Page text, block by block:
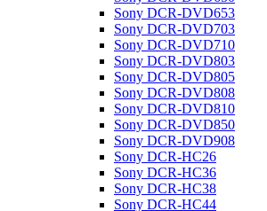
Sony DCR-DVD653
Sony DCR-DVD703
Sony DCR-DVD710
Sony DCR-DVD803
Sony DCR-DVD805
Sony DCR-DVD808
Sony DCR-DVD810
Sony DCR-DVD850
Sony DCR-DVD908
Sony DCR-HC26
Sony DCR-HC36
Sony DCR-HC38
Sony DCR-HC44